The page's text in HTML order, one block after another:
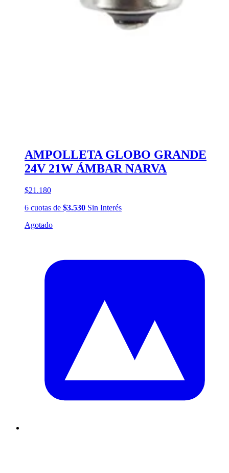
AMPOLLETA GLOBO GRANDE
24V 21W ÁMBAR NARVA
$21.180
6 cuotas de $3.530 Sin Interés
Agotado